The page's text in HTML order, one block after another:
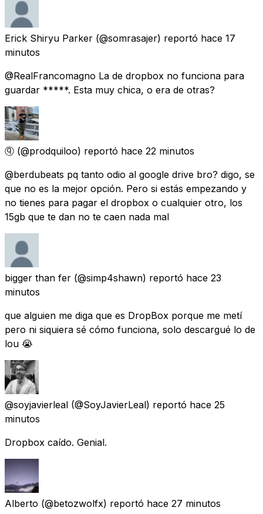
Erick Shiryu Parker (@somrasajer) reportó hace 17
minutos
@RealFrancomagno La de dropbox no funciona para
guardar *****. Esta muy chica, o era de otras?
ⓠ (@prodquiloo) reportó hace 22 minutos
@berdubeats pq tanto odio al google drive bro? digo, se
que no es la mejor opción. Pero si estás empezando y
no tienes para pagar el dropbox o cualquier otro, los
15gb que te dan no te caen nada mal
bigger than fer (@simp4shawn) reportó hace 23
minutos
que alguien me diga que es DropBox porque me metí
pero ni siquiera sé cómo funciona, solo descargué lo de
lou 😭
@soyjavierleal (@SoyJavierLeal) reportó hace 25
minutos
Dropbox caído. Genial.
Alberto (@betozwolfx) reportó hace 27 minutos